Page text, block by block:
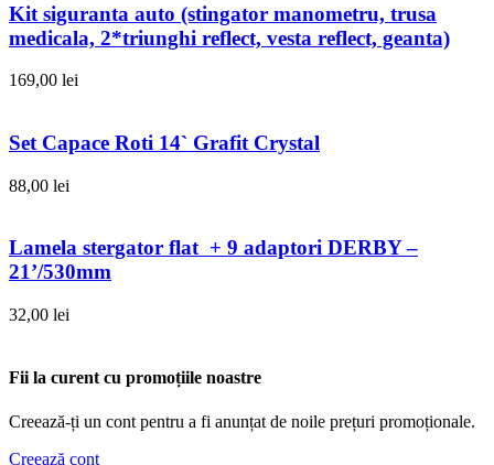
Kit siguranta auto (stingator manometru, trusa
medicala, 2*triunghi reflect, vesta reflect, geanta)
169,00 lei
Set Capace Roti 14` Grafit Crystal
88,00 lei
Lamela stergator flat + 9 adaptori DERBY –
21’/530mm
32,00 lei
Fii la curent cu promoțiile noastre
Creează-ți un cont pentru a fi anunțat de noile prețuri promoționale.
Creează cont